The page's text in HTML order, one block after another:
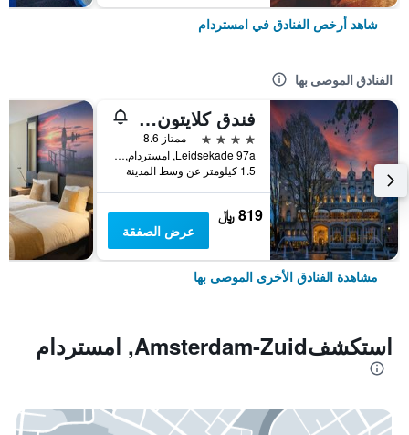
شاهد أرخص الفنادق في امستردام
الفنادق الموصى بها
فندق كلايتون أمستردام أمريكان
4 نجوم
ممتاز 8.6
Leidsekade 97a, امستردام, مقاطعة شمال هولندا, هولندا
1.5 كيلومتر عن وسط المدينة
819 ﷼
عرض الصفقة
مشاهدة الفنادق الأخرى الموصى بها
استكشفAmsterdam-Zuid, امستردام